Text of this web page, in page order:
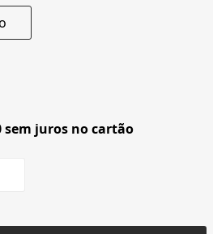
sem juros no cartão